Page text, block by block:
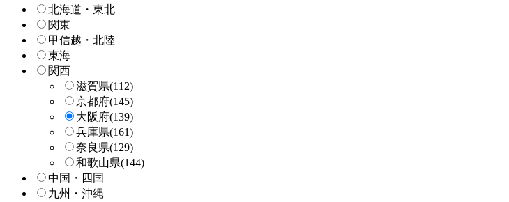
北海道・東北
関東
甲信越・北陸
東海
関西
滋賀県(112)
京都府(145)
大阪府(139)
兵庫県(161)
奈良県(129)
和歌山県(144)
中国・四国
九州・沖縄